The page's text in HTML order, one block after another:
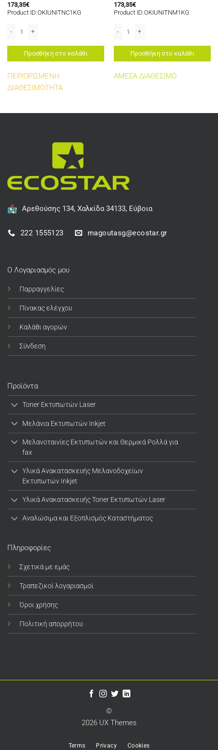
173,35€
Product ID:OKIUNITNC1KG
Προσθήκη στο καλάθι
ΠΕΡΙΟΡΙΣΜΕΝΗ
ΔΙΑΘΕΣΙΜΟΤΗΤΑ
173,35€
Product ID:OKIUNITNM1KG
Προσθήκη στο καλάθι
ΑΜΕΣΑ ΔΙΑΘΕΣΙΜΟ
Αρεθούσης 134, Χαλκίδα 34133, Εύβοια
222 1555123 magoutasg@ecostar.gr
Ο Λογαριασμός μου
Παρραγγελίες
Πίνακας ελέγχου
Καλάθι αγορών
Σύνδεση
Προϊόντα
Toner Εκτυπωτών Laser
Μελάνια Εκτυπωτών Inkjet
Μελανοταινίες Εκτυπωτών και Θερμικά Ρολλά για
fax
Υλικά Ανακατασκευής Μελανοδοχείων
Εκτυπωτών Inkjet
Υλικά Ανακατασκευής Toner Εκτυπωτών Laser
Αναλώσιμα και Εξοπλισμός Καταστήματος
Πληροφορίες
Σχετικά με εμάς
Τραπεζικοί λογαριασμοί
Όροι χρήσης
Πολιτική απορρήτου
©
2026 UX Themes
Terms Privacy Cookies